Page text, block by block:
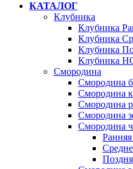
КАТАЛОГ
Клубника
Клубника
Клубника
Клубника
Клубника
Смородина
Смородина
Смородина
Смородина
Смородина
Смородина